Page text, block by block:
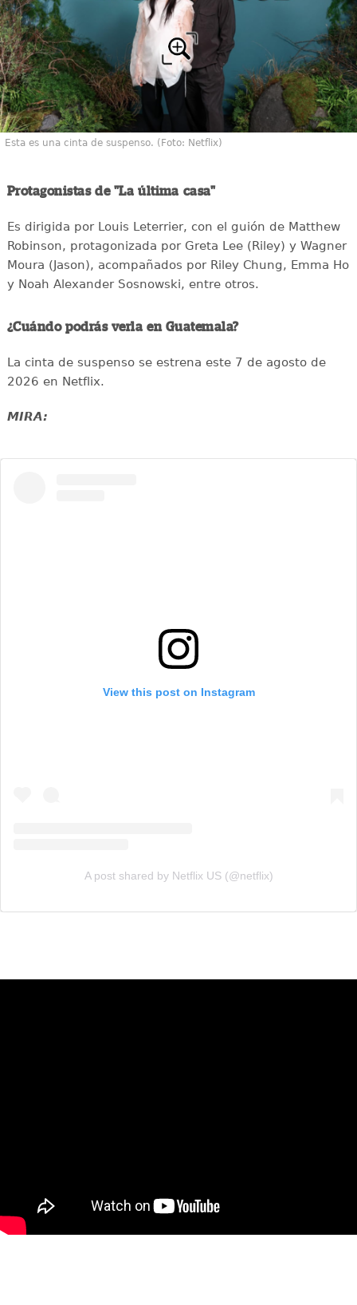
Esta es una cinta de suspenso. (Foto: Netflix)
Protagonistas de "La última casa"
Es dirigida por Louis Leterrier, con el guión de Matthew
Robinson, protagonizada por Greta Lee (Riley) y Wagner
Moura (Jason), acompañados por Riley Chung, Emma Ho
y Noah Alexander Sosnowski, entre otros.
¿Cuándo podrás verla en Guatemala?
La cinta de suspenso se estrena este 7 de agosto de
2026 en Netflix.
MIRA:
View this post on Instagram
A post shared by Netflix US (@netflix)